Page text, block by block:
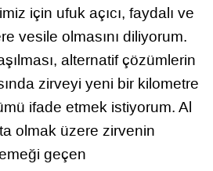
için ufuk açıcı, faydalı ve
vesile olmasını diliyorum.
alternatif çözümlerin
zirveyi yeni bir kilometre
ifade etmek istiyorum. Al
olmak üzere zirvenin
geçen